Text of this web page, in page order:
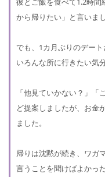
から帰りたい」と言いまし
でも、1カ月ぶりのデー
いろんな所に行きたい気
「他見ていかない？」「
ど提案しましたが、お金
ました。
帰りは沈黙が続き、ワガ
言うことを聞けばよかっ